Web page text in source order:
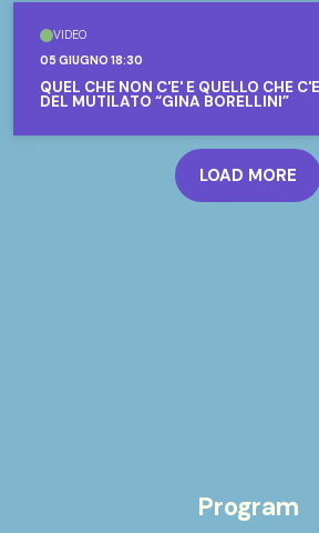
VIDEO
05 GIUGNO 18:30
QUEL CHE NON C'E' E QUELLO CHE
DEL MUTILATO “GINA BORELLINI”
LOAD MORE
Program